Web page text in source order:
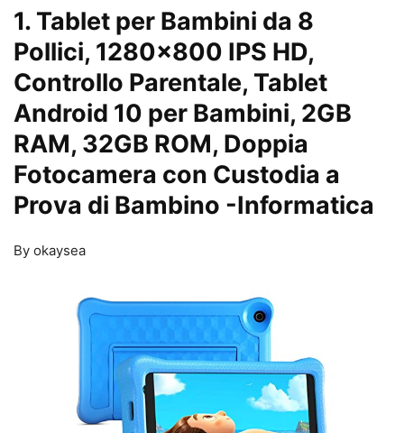
1. Tablet per Bambini da 8
Pollici, 1280×800 IPS HD,
Controllo Parentale, Tablet
Android 10 per Bambini, 2GB
RAM, 32GB ROM, Doppia
Fotocamera con Custodia a
Prova di Bambino -Informatica
By okaysea